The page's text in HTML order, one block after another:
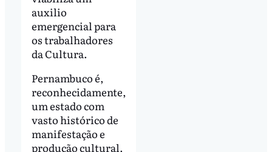
auxilio
emergencial para
os trabalhadores
da Cultura.
Pernambuco é,
reconhecidamente,
um estado com
vasto histórico de
manifestação e
produção cultural.